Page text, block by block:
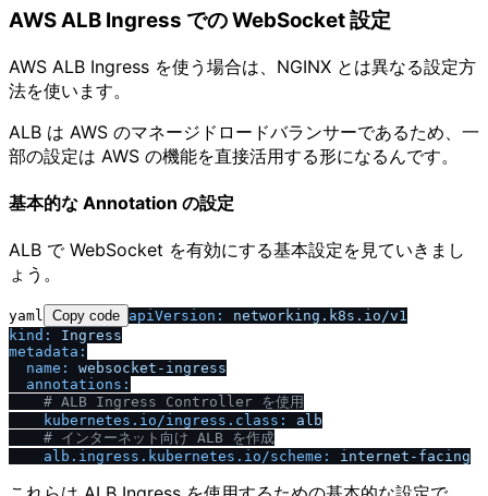
AWS ALB Ingress での WebSocket 設定
AWS ALB Ingress を使う場合は、NGINX とは異なる設定方
法を使います。
ALB は AWS のマネージドロードバランサーであるため、一
部の設定は AWS の機能を直接活用する形になるんです。
基本的な Annotation の設定
ALB で WebSocket を有効にする基本設定を見ていきまし
ょう。
yaml Copy code apiVersion: networking.k8s.io/v1
kind:
Ingress
metadata:
name:
websocket-ingress
annotations:
# ALB Ingress Controller を使用
kubernetes.io/ingress.class:
alb
# インターネット向け ALB を作成
alb.ingress.kubernetes.io/scheme: internet-facing